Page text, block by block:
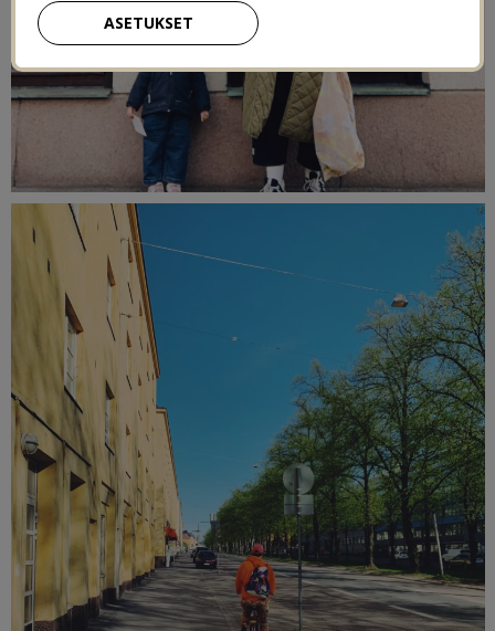
ASETUKSET